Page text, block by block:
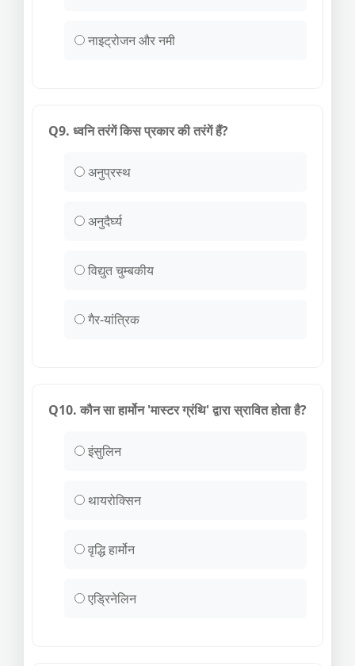
नाइट्रोजन और नमी
Q9. ध्वनि तरंगें किस प्रकार की तरंगें हैं?
अनुप्रस्थ
अनुदैर्घ्य
विद्युत चुम्बकीय
गैर-यांत्रिक
Q10. कौन सा हार्मोन 'मास्टर ग्रंथि' द्वारा स्रावित होता है?
इंसुलिन
थायरोक्सिन
वृद्धि हार्मोन
एड्रिनेलिन